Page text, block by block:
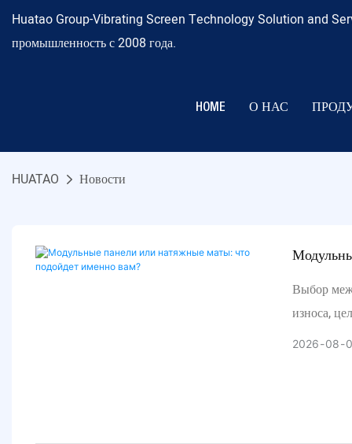
Huatao Group-Vibrating Screen Technology Solution and
промышленность с 2008 года.
HOME О НАС
HUATAO Новости
Выбор
износа,
2026 08